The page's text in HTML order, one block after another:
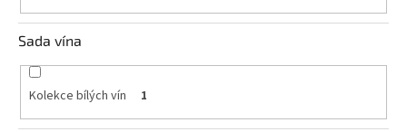
Sada vína
Kolekce bílých vín 1